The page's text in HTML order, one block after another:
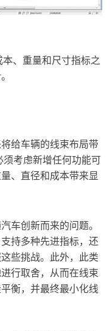
、重量和尺寸指标之
给车辆的线束布局带
考虑新增任何功能可
、直径和成本带来显
车创新而来的问题。
持多种先进指标，还
些挑战。此外，此类
行取舍，从而在线束
衡，并最终最小化线